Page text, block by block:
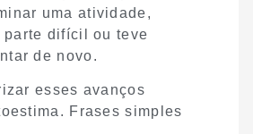
uma atividade,
parte difícil ou teve
de novo.
esses avanços
Frases simples